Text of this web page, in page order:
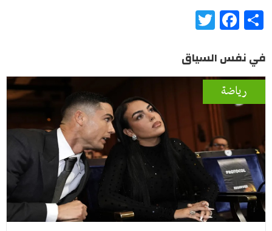
Share
Facebook
في نفس السياق
رياضة